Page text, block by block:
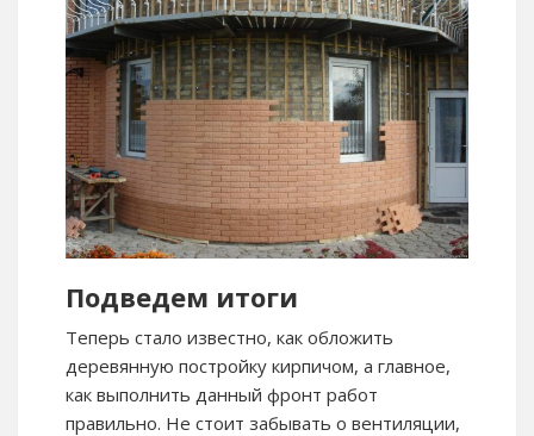
Подведем итоги
Теперь стало известно, как обложить
деревянную постройку кирпичом, а главное,
как выполнить данный фронт работ
правильно. Не стоит забывать о вентиляции,